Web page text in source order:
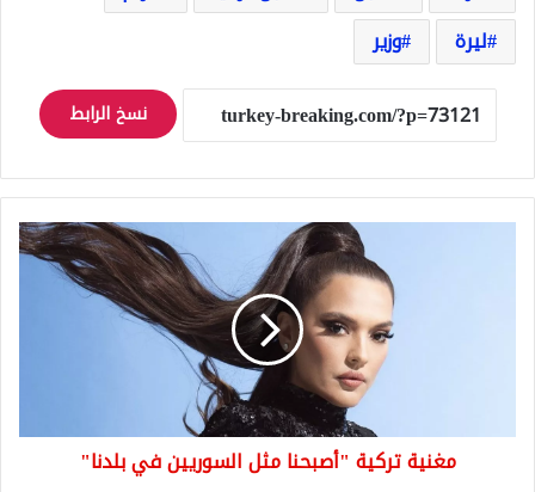
ليرة
وزير
نسخ الرابط
مغنية تركية "أصبحنا مثل السوريين في بلدنا"